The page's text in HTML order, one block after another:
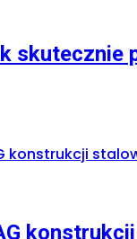
skutecznie